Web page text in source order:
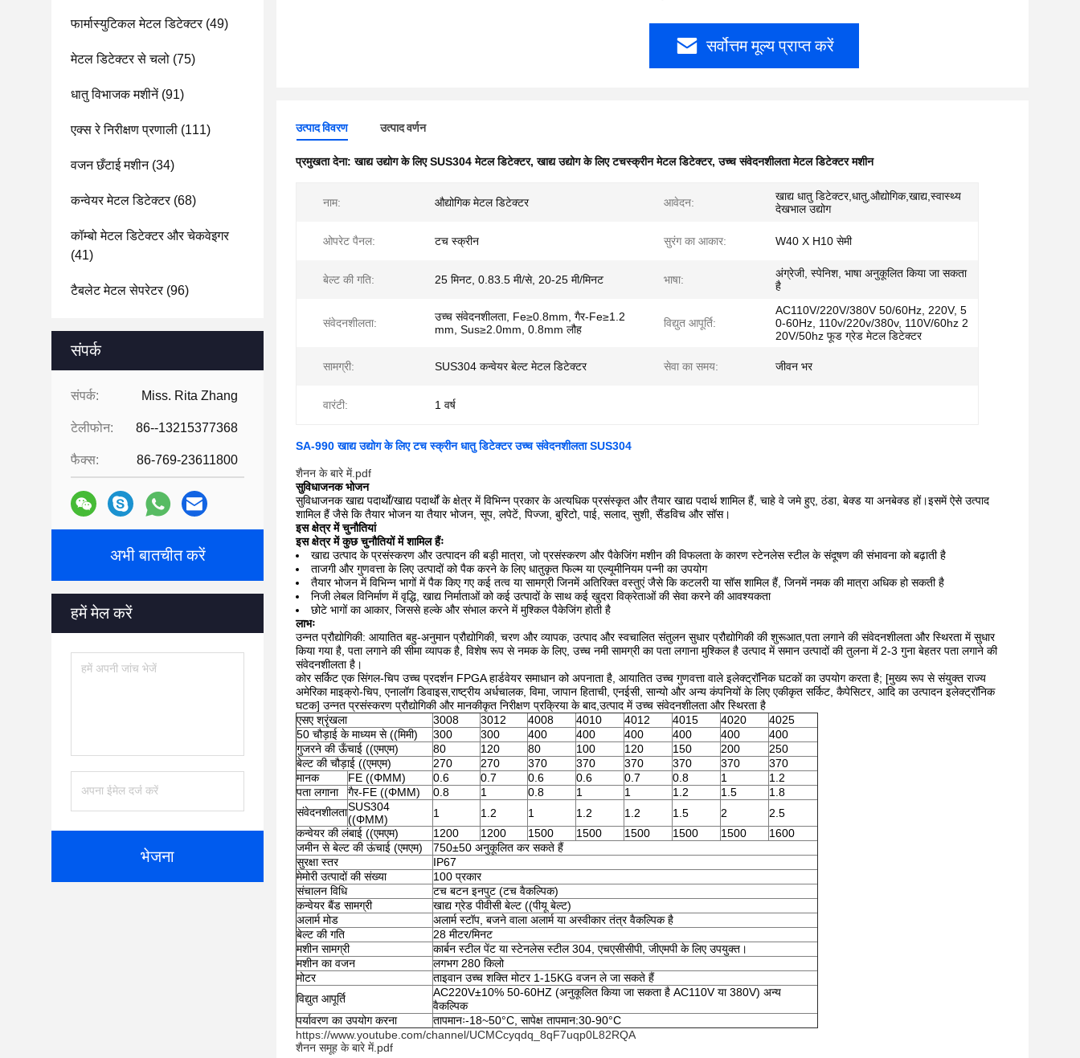
फार्मास्युटिकल मेटल डिटेक्टर(49)
मेटल डिटेक्टर से चलो (75)
धातु विभाजक मशीनें(91)
एक्स रे निरीक्षण प्रणाली (111)
वजन छँटाई मशीन(34)
कन्वेयर मेटल डिटेक्टर(68)
कॉम्बो मेटल डिटेक्टर और चेकवेइगर
(41)
टैबलेट मेटल सेपरेटर(96)
संपर्क
संपर्क: Miss. Rita Zhang
टेलीफोन: 86--13215377368
फैक्स: 86-769-23611800
अभी बातचीत करें
हमें मेल करें
भेजना
सर्वोत्तम मूल्य प्राप्त करें
उत्पाद विवरण उत्पाद वर्णन
प्रमुखता देना:खाद्य उद्योग के लिए SUS304 मेटल डिटेक्टर,खाद्य उद्योग के लिए टचस्क्रीन मेटल डिटेक्टर,उच्च संवेदनशीलता मेटल डिटेक्टर मशीन
नाम: औद्योगिक मेटल डिटेक्टर आवेदन:
खाद्य धातु डिटेक्टर,धातु,औद्योगिक,खाद्य,स्वास्थ्य
देखभाल उद्योग
ओपरेट पैनल: टच स्क्रीन सुरंग का आकार: W40 X H10 सेमी
बेल्ट की गति: 25 मिनट, 0.83.5 मी/से, 20-25 मी/मिनट भाषा:
अंग्रेजी, स्पेनिश, भाषा अनुकूलित किया जा सकता
है
संवेदनशीलता:
उच्च संवेदनशीलता, Fe≥0.8mm, गैर-Fe≥1.2
mm, Sus≥2.0mm, 0.8mm लौह
विद्युत आपूर्ति:
AC110V/220V/380V 50/60Hz, 220V, 5
0-60Hz, 110v/220v/380v, 110V/60hz 2
20V/50hz फूड ग्रेड मेटल डिटेक्टर
सामग्री: SUS304 कन्वेयर बेल्ट मेटल डिटेक्टर सेवा का समय: जीवन भर
वारंटी: 1 वर्ष
SA-990 खाद्य उद्योग के लिए टच स्क्रीन धातु डिटेक्टर उच्च संवेदनशीलता SUS304
शैनन के बारे में.pdf
सुविधाजनक भोजन
सुविधाजनक खाद्य पदार्थों/खाद्य पदार्थों के क्षेत्र में विभिन्न प्रकार के अत्यधिक प्रसंस्कृत और तैयार खाद्य पदार्थ शामिल हैं, चाहे वे जमे हुए, ठंडा, बेक्ड या अनबेक्ड हों।इसमें ऐसे उत्पाद
शामिल हैं जैसे कि तैयार भोजन या तैयार भोजन, सूप, लपेटें, पिज्जा, बुरिटो, पाई, सलाद, सुशी, सैंडविच और सॉस।
इस क्षेत्र में चुनौतियां
इस क्षेत्र में कुछ चुनौतियों में शामिल हैंः
खाद्य उत्पाद के प्रसंस्करण और उत्पादन की बड़ी मात्रा, जो प्रसंस्करण और पैकेजिंग मशीन की विफलता के कारण स्टेनलेस स्टील के संदूषण की संभावना को बढ़ाती है
ताजगी और गुणवत्ता के लिए उत्पादों को पैक करने के लिए धातुकृत फिल्म या एल्यूमीनियम पन्नी का उपयोग
तैयार भोजन में विभिन्न भागों में पैक किए गए कई तत्व या सामग्री जिनमें अतिरिक्त वस्तुएं जैसे कि कटलरी या सॉस शामिल हैं, जिनमें नमक की मात्रा अधिक हो सकती है
निजी लेबल विनिर्माण में वृद्धि, खाद्य निर्माताओं को कई उत्पादों के साथ कई खुदरा विक्रेताओं की सेवा करने की आवश्यकता
छोटे भागों का आकार, जिससे हल्के और संभाल करने में मुश्किल पैकेजिंग होती है
लाभः
उन्नत प्रौद्योगिकी: आयातित बहु-अनुमान प्रौद्योगिकी, चरण और व्यापक, उत्पाद और स्वचालित संतुलन सुधार प्रौद्योगिकी की शुरूआत,पता लगाने की संवेदनशीलता और स्थिरता में सुधार
किया गया है, पता लगाने की सीमा व्यापक है, विशेष रूप से नमक के लिए, उच्च नमी सामग्री का पता लगाना मुश्किल है उत्पाद में समान उत्पादों की तुलना में 2-3 गुना बेहतर पता लगाने की
संवेदनशीलता है।
कोर सर्किट एक सिंगल-चिप उच्च प्रदर्शन FPGA हार्डवेयर समाधान को अपनाता है, आयातित उच्च गुणवत्ता वाले इलेक्ट्रॉनिक घटकों का उपयोग करता है; [मुख्य रूप से संयुक्त राज्य
अमेरिका माइक्रो-चिप, एनालॉग डिवाइस,राष्ट्रीय अर्धचालक, विमा, जापान हिताची, एनईसी, सान्यो और अन्य कंपनियों के लिए एकीकृत सर्किट, कैपेसिटर, आदि का उत्पादन इलेक्ट्रॉनिक
घटक] उन्नत प्रसंस्करण प्रौद्योगिकी और मानकीकृत निरीक्षण प्रक्रिया के बाद,उत्पाद में उच्च संवेदनशीलता और स्थिरता है
एसए श्रृंखला
3008 3012 4008 4010 4012 4015 4020
4025
50 चौड़ाई के माध्यम से ((मिमी)
300 300 400 400 400 400 400
400
गुजरने की ऊँचाई ((एमएम)
80 120 80 100 120 150 200
250
बेल्ट की चौड़ाई ((एमएम)
270 270 370 370 370 370 370
370
मानक
FE ((ΦMM) 0.6 0.7 0.6 0.6 0.7 0.8 1
1.2
पता लगाना
गैर-FE ((ΦMM) 0.8 1 0.8 1 1 1.2 1.5
1.8
संवेदनशीलताSUS304
((ΦMM)
1 1.2 1 1.2 1.2 1.5 2
2.5
कन्वेयर की लंबाई ((एमएम)
1200 1200 1500 1500 1500 1500 1500
1600
जमीन से बेल्ट की ऊंचाई (एमएम)
750±50 अनुकूलित कर सकते हैं
सुरक्षा स्तर
IP67
मेमोरी उत्पादों की संख्या
100 प्रकार
संचालन विधि
टच बटन इनपुट (टच वैकल्पिक)
कन्वेयर बैंड सामग्री
खाद्य ग्रेड पीवीसी बेल्ट ((पीयू बेल्ट)
अलार्म मोड
अलार्म स्टॉप, बजने वाला अलार्म या अस्वीकार तंत्र वैकल्पिक है
बेल्ट की गति
28 मीटर/मिनट
मशीन सामग्री
कार्बन स्टील पेंट या स्टेनलेस स्टील 304, एचएसीसीपी, जीएमपी के लिए उपयुक्त।
मशीन का वजन
लगभग 280 किलो
मोटर
ताइवान उच्च शक्ति मोटर 1-15KG वजन ले जा सकते हैं
विद्युत आपूर्ति
AC220V±10% 50-60HZ (अनुकूलित किया जा सकता है AC110V या 380V) अन्य
वैकल्पिक
पर्यावरण का उपयोग करना
तापमानः-18~50°C, सापेक्ष तापमान:30-90°C
https://www.youtube.com/channel/UCMCcyqdq_8qF7uqp0L82RQA
शैनन समूह के बारे में.pdf